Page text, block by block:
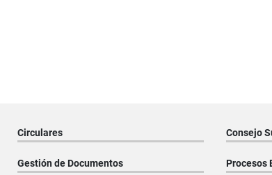
Circulares Consejo
Gestión de Documentos Procesos